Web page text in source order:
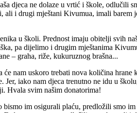
djeca ne dolaze u vrtić i škole, odlučili
i drugi mještani Kivumua, imali barem
u školi. Prednost imaju obitelji svih
pa dijelimo i drugim mještanima
– graha, riže, kukuruznog brašna...
nam uskoro trebati nova količina hrane
iako nam djeca trenutno ne idu u
Hvala svim našim donatorima!
im osigurali plaću, predložili smo im